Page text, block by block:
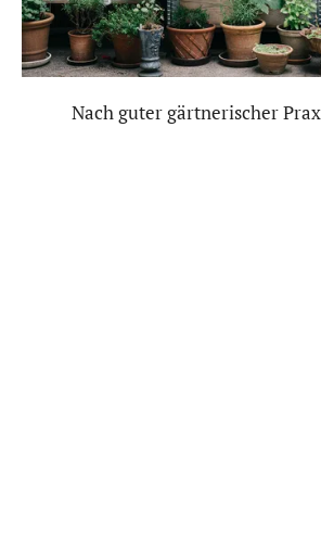
Nach guter gärtnerischer